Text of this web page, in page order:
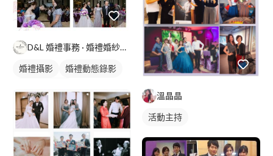
D&L 婚禮事務 · 婚禮婚紗攝影
婚禮攝影
婚禮動態錄影
溫晶晶
活動主持